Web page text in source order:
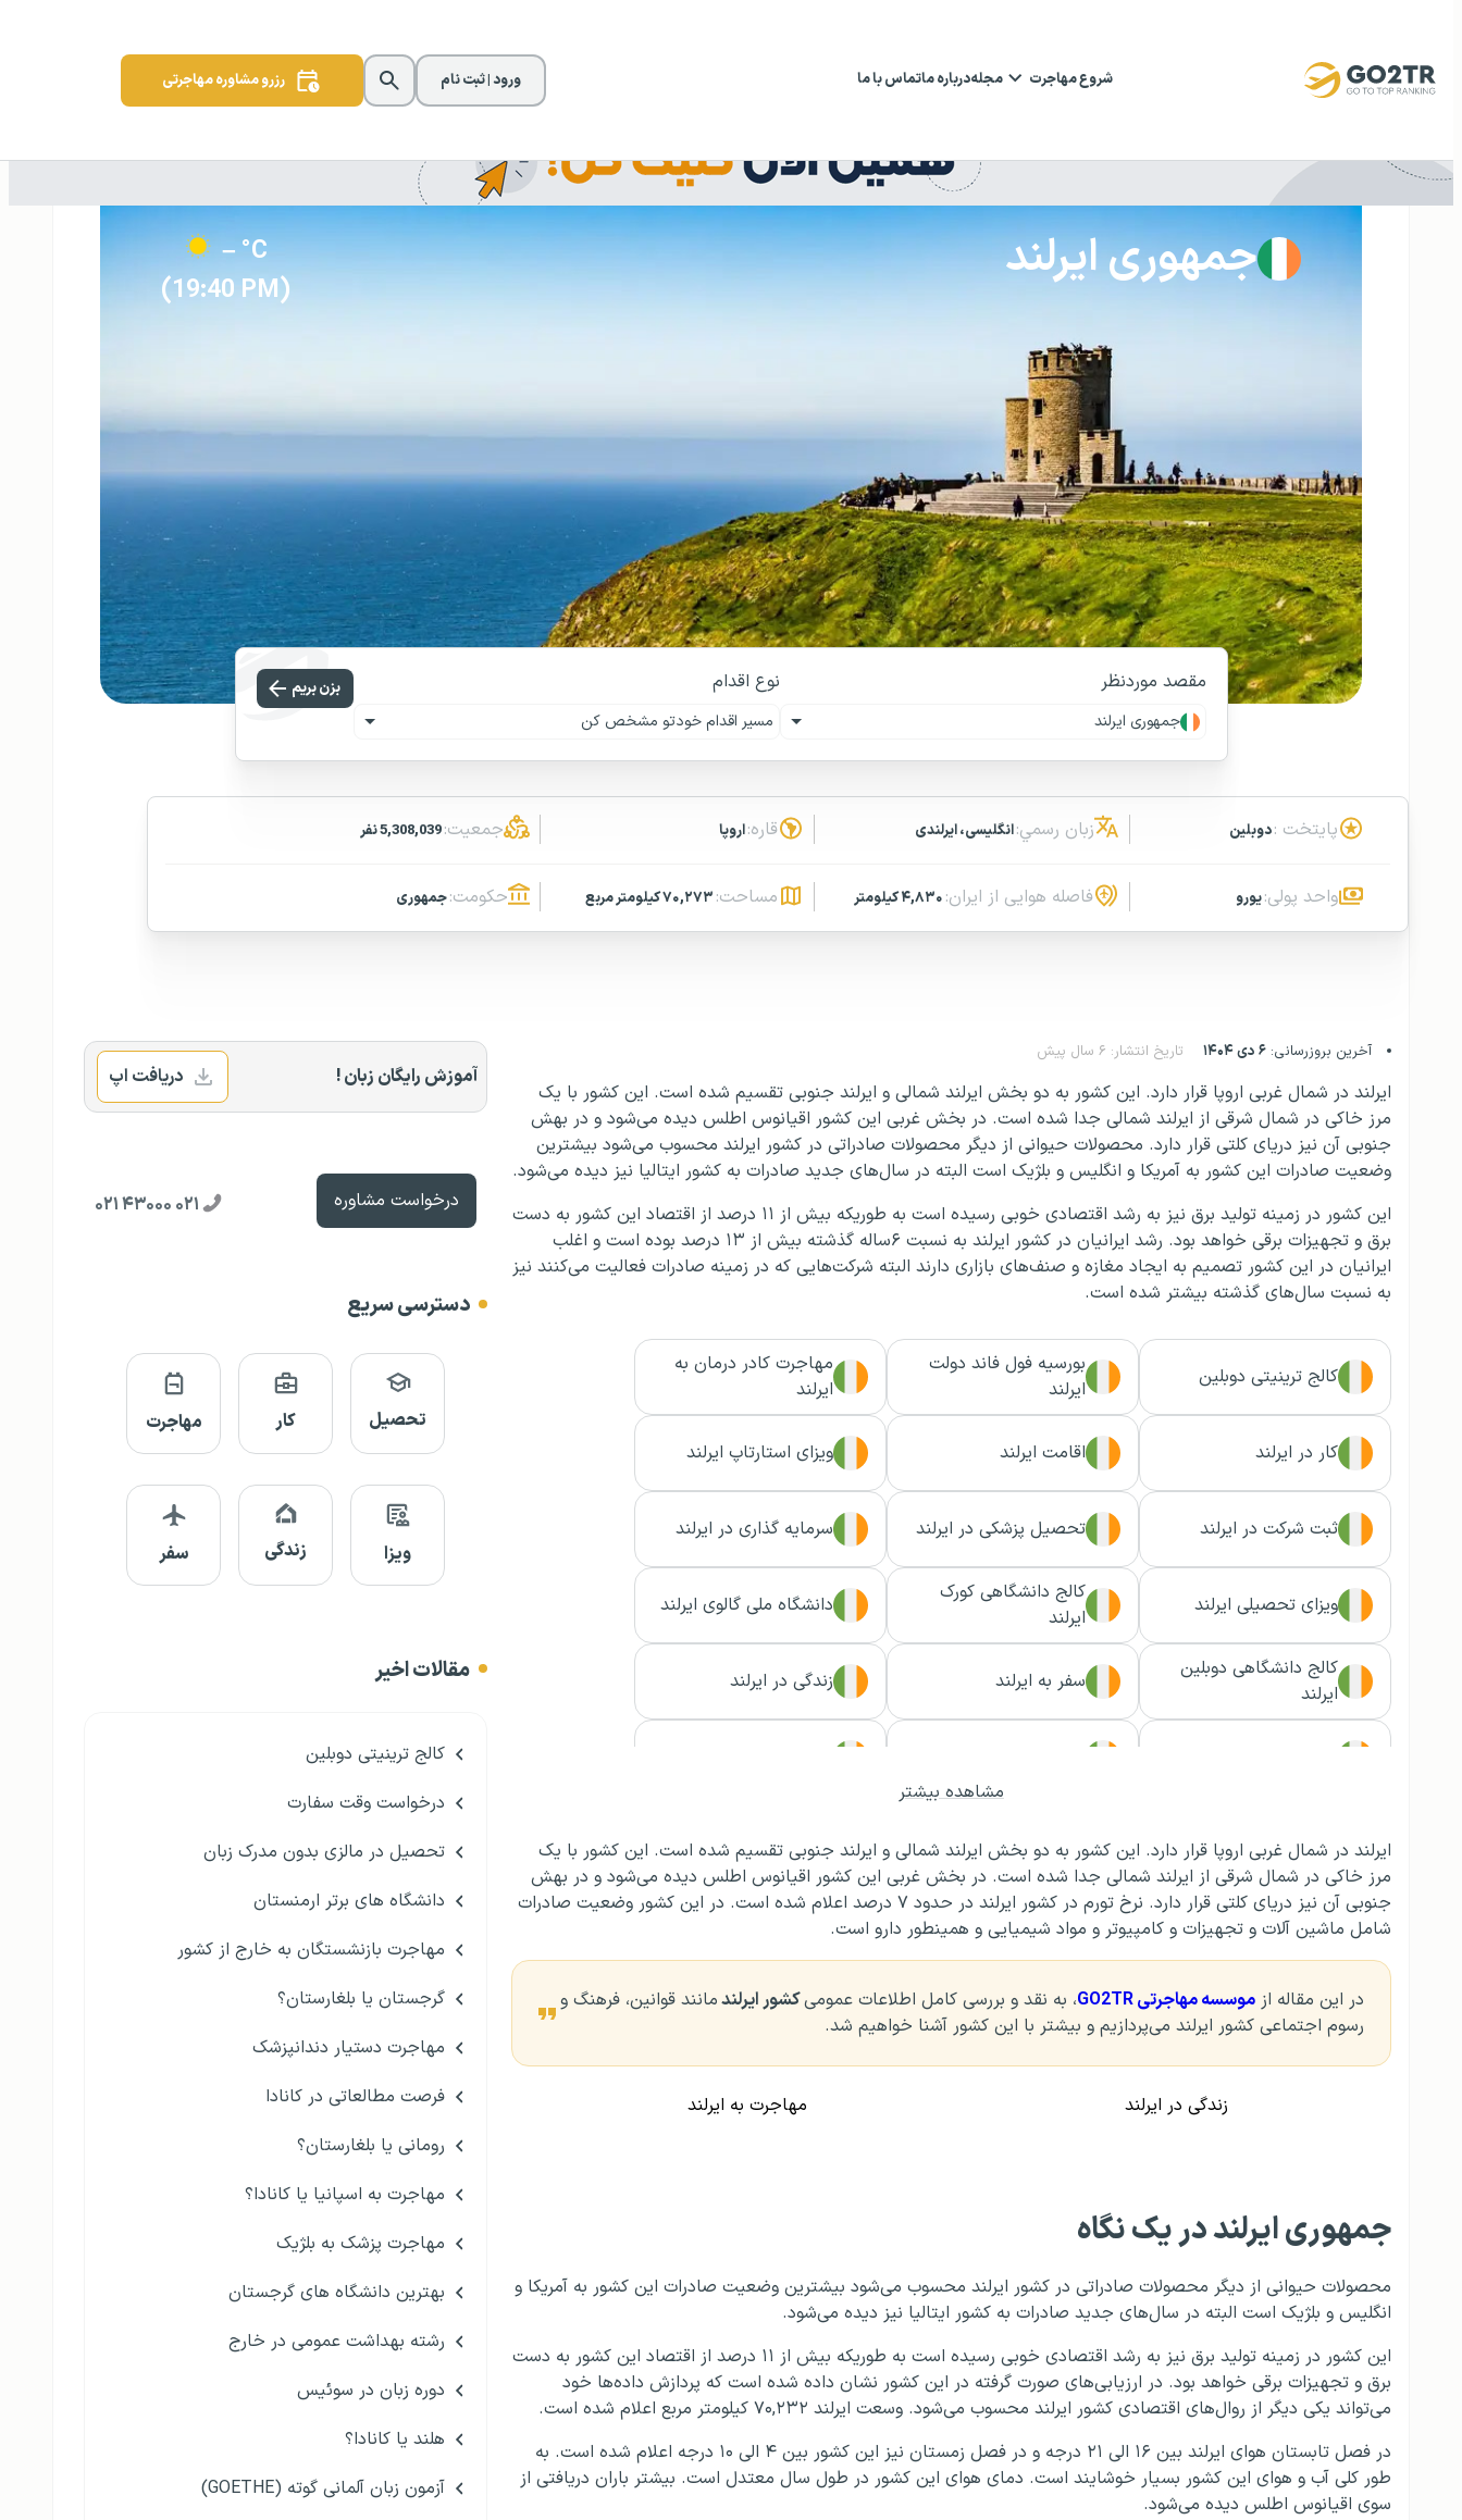
شروع مهاجرت مجلهدرباره ماتماس با ما ورود | ثبت نام رزرو مشاوره مهاجرتی
جمهوری ایرلند
– °C
(19:40 PM)
مقصد موردنظر
جمهوری ایرلند
نوع اقدام
مسیر اقدام خودتو مشخص کن
بزن بریم
پایتخت :دوبلین زبان رسمي:انگلیسی، ایرلندی قاره:اروپا جمعیت:5,308,039 نفر
واحد پولی:یورو فاصله هوایی از ایران: مساحت: حکومت:جمهوری
آخرین بروزرسانی: ۶ دی ۱۴۰۴ تاریخ انتشار: ۶ سال پیش
ایرلند در شمال غربی اروپا قرار دارد. این کشور به دو بخش ایرلند شمالی و ایرلند جنوبی تقسیم شده است. این کشور با یک
مرز خاکی در شمال شرقی از ایرلند شمالی جدا شده است. در بخش غربی این کشور اقیانوس اطلس دیده می‌شود و در بهش
جنوبی آن نیز دریای کلتی قرار دارد. محصولات حیوانی از دیگر محصولات صادراتی در کشور ایرلند محسوب می‌شود بیشترین
وضعیت صادرات این کشور به آمریکا و انگلیس و بلژیک است البته در سال‌های جدید صادرات به کشور ایتالیا نیز دیده می‌شود.
این کشور در زمینه تولید برق نیز به رشد اقتصادی خوبی رسیده است به طوریکه بیش از ۱۱ درصد از اقتصاد این کشور به دست
برق و تجهیزات برقی خواهد بود. رشد ایرانیان در کشور ایرلند به نسبت ۶ساله گذشته بیش از ۱۳ درصد بوده است و اغلب
ایرانیان در این کشور تصمیم به ایجاد مغازه و صنف‌های بازاری دارند البته شرکت‌هایی که در زمینه صادرات فعالیت می‌کنند نیز
به نسبت سال‌های گذشته بیشتر شده است.
کالج ترینیتی دوبلین
بورسیه فول فاند دولت
ایرلند
مهاجرت کادر درمان به
ایرلند
کار در ایرلند اقامت ایرلند ویزای استارتاپ ایرلند
ثبت شرکت در ایرلند تحصیل پزشکی در ایرلند سرمایه‌ گذاری در ایرلند
ویزای تحصیلی ایرلند
کالج دانشگاهی کورک
ایرلند
دانشگاه ملی گالوی ایرلند
کالج دانشگاهی دوبلین
ایرلند
سفر به ایرلند زندگی در ایرلند
مشاهده بیشتر
ایرلند در شمال غربی اروپا قرار دارد. این کشور به دو بخش ایرلند شمالی و ایرلند جنوبی تقسیم شده است. این کشور با یک
مرز خاکی در شمال شرقی از ایرلند شمالی جدا شده است. در بخش غربی این کشور اقیانوس اطلس دیده می‌شود و در بهش
جنوبی آن نیز دریای کلتی قرار دارد. نرخ تورم در کشور ایرلند در حدود ۷ درصد اعلام شده است. در این کشور وضعیت صادرات
شامل ماشین آلات و تجهیزات و کامپیوتر و مواد شیمیایی و همینطور دارو است.
در این مقاله از موسسه مهاجرتی GO2TR ، به نقد و بررسی کامل اطلاعات عمومیکشور ایرلندمانند قوانین، فرهنگ و
رسوم اجتماعی کشور ایرلند می‌پردازیم و بیشتر با این کشور آشنا خواهیم شد.
زندگی در ایرلند مهاجرت به ایرلند
جمهوری ایرلند در یک نگاه
محصولات حیوانی از دیگر محصولات صادراتی در کشور ایرلند محسوب می‌شود بیشترین وضعیت صادرات این کشور به آمریکا و
انگلیس و بلژیک است البته در سال‌های جدید صادرات به کشور ایتالیا نیز دیده می‌شود.
این کشور در زمینه تولید برق نیز به رشد اقتصادی خوبی رسیده است به طوریکه بیش از ۱۱ درصد از اقتصاد این کشور به دست
برق و تجهیزات برقی خواهد بود. در ارزیابی‌های صورت گرفته در این کشور نشان داده شده است که پردازش داده‌ها خود
می‌تواند یکی دیگر از روال‌های اقتصادی کشور ایرلند محسوب می‌شود. وسعت ایرلند ۷۰,۲۳۲ کیلومتر مربع اعلام شده است.
در فصل تابستان هوای ایرلند بین ۱۶ الی ۲۱ درجه و در فصل زمستان نیز این کشور بین ۴ الی ۱۰ درجه اعلام شده است. به
طور کلی آب و هوای این کشور بسیار خوشایند است. دمای هوای این کشور در طول سال معتدل است. بیشتر باران دریافتی از
سوی اقیانوس اطلس دیده می‌شود.
آموزش رایگان زبان ! دریافت اپ
درخواست مشاوره ۰۲۱ ۴۳۰۰۰ ۰۲۱
دسترسی سریع
تحصیل کار مهاجرت
ویزا زندگی سفر
مقالات اخیر
کالج ترینیتی دوبلین
درخواست وقت سفارت
تحصیل در مالزی بدون مدرک زبان
دانشگاه های برتر ارمنستان
مهاجرت بازنشستگان به خارج از کشور
گرجستان یا بلغارستان؟
مهاجرت دستیار دندانپزشک
فرصت مطالعاتی در کانادا
رومانی یا بلغارستان؟
مهاجرت به اسپانیا یا کانادا؟
مهاجرت پزشک به بلژیک
بهترین دانشگاه های گرجستان
رشته بهداشت عمومی در خارج
دوره زبان در سوئیس
هلند یا کانادا؟
آزمون زبان آلمانی گوته (GOETHE)